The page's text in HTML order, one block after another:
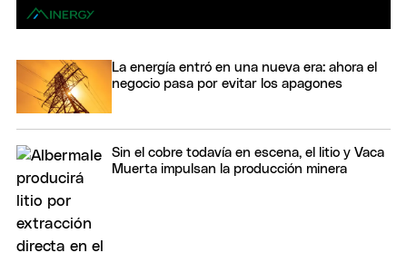
La energía entró en una nueva era: ahora el
negocio pasa por evitar los apagones
Sin el cobre todavía en escena, el litio y Vaca
Muerta impulsan la producción minera